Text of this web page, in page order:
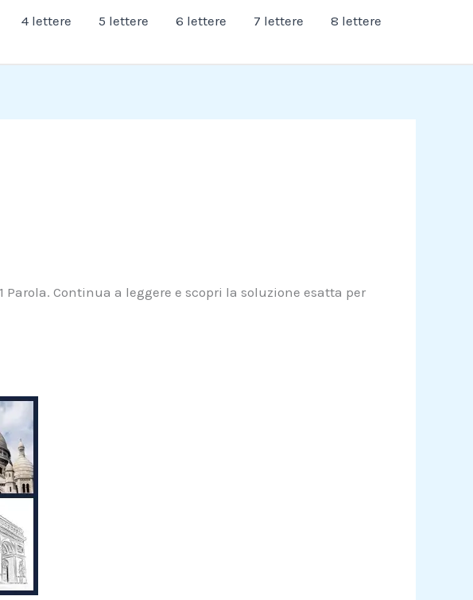
4 lettere 5 lettere 6 lettere 7 lettere
8 lettere
Continua a leggere e scopri la soluzione esatta per